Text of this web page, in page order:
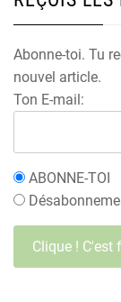
Abonne-toi. Tu
nouvel article.
Ton E-mail:
ABONNE-TOI